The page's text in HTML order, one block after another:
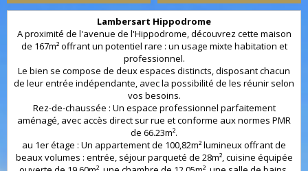
Lambersart Hippodrome
A proximité de l'avenue de l'Hippodrome, découvrez cette maison
de 167m² offrant un potentiel rare : un usage mixte habitation et
professionnel.
Le bien se compose de deux espaces distincts, disposant chacun
de leur entrée indépendante, avec la possibilité de les réunir selon
vos besoins.
Rez-de-chaussée : Un espace professionnel parfaitement
aménagé, avec accès direct sur rue et conforme aux normes PMR
de 66.23m².
au 1er étage : Un appartement de 100,82m² lumineux offrant de
beaux volumes : entrée, séjour parqueté de 28m², cuisine équipée